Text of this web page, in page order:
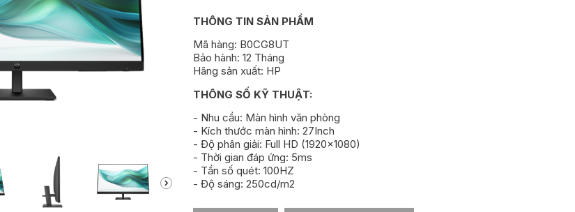
THÔNG TIN SẢN PHẨM
Mã hàng: B0CG8UT
Bảo hành: 12 Tháng
Hãng sản xuất: HP
THÔNG SỐ KỸ THUẬT:
- Nhu cầu: Màn hình văn phòng
- Kích thước màn hình: 27Inch
- Độ phân giải: Full HD (1920x1080)
- Thời gian đáp ứng: 5ms
- Tần số quét: 100HZ
- Độ sáng: 250cd/m2